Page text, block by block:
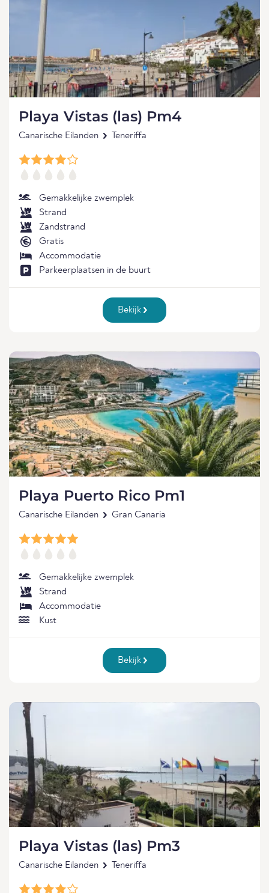
Playa Vistas (las) Pm4
Canarische Eilanden Teneriffa
Gemakkelijke zwemplek
Strand
Zandstrand
Gratis
Accommodatie
Parkeerplaatsen in de buurt
Bekijk
Playa Puerto Rico Pm1
Canarische Eilanden Gran Canaria
Gemakkelijke zwemplek
Strand
Accommodatie
Kust
Bekijk
Playa Vistas (las) Pm3
Canarische Eilanden Teneriffa